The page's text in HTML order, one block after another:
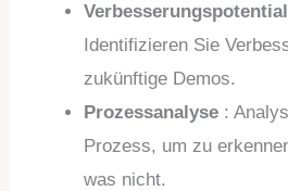
Identifizieren Sie
zukünftige Demos.
Prozessanalyse :
Prozess, um zu
was nicht.